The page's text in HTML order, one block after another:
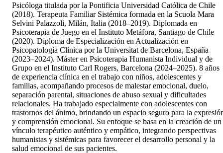
Psicóloga titulada por la Pontificia Universidad Católica de Chile
(2018). Terapeuta Familiar Sistémica formada en la Scuola Mara
Selvini Palazzoli, Milán, Italia (2018–2019). Diplomada en
Psicoterapia de Juego en el Instituto Metáfora, Santiago de Chile
(2020). Diploma de Especialización en Actualización en
Psicopatología Clínica por la Universitat de Barcelona, España
(2023–2024). Máster en Psicoterapia Humanista Individual y de
Grupo en el Instituto Carl Rogers, Barcelona (2024–2025). 8 años
de experiencia clínica en el trabajo con niños, adolescentes y
familias, acompañando procesos de malestar emocional, duelo,
separación parental, situaciones de abuso sexual y dificultades
relacionales. Ha trabajado especialmente con adolescentes con
trastornos del ánimo, brindando un espacio seguro para la
y comprensión emocional. Su enfoque se basa en la creación de un
vínculo terapéutico auténtico y empático, integrando perspectivas
humanistas y sistémicas para favorecer el desarrollo personal y la
salud emocional de sus pacientes.